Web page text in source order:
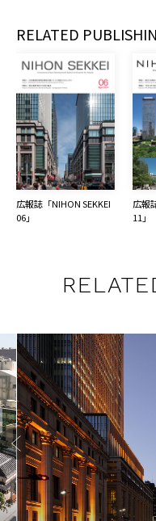
RELATED
広報誌「NIHON SEKKEI
06」
広報
11」
Previo
us